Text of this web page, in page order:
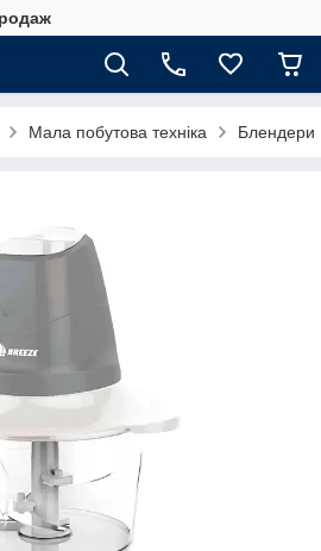
Мала побутова техніка Блендери